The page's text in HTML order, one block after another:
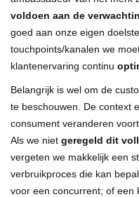
voldoen aan de
goed aan onze eigen
touchpoints/kanalen we
klantenervaring continu
Belangrijk is wel om de
te beschouwen. De context
consument veranderen
Als we niet geregeld dit
vergeten we makkelijk een
verbruikproces die kan
voor een concurrent; of een